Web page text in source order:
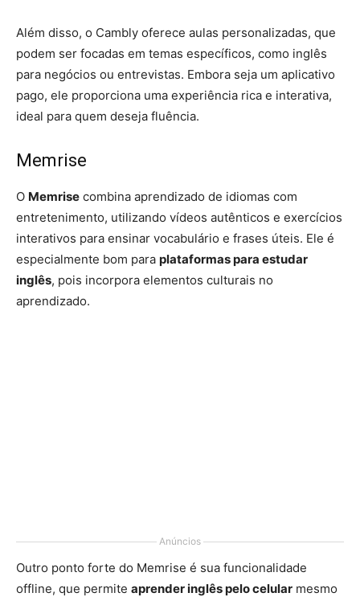
Além disso, o Cambly oferece aulas personalizadas, que
podem ser focadas em temas específicos, como inglês
para negócios ou entrevistas. Embora seja um aplicativo
pago, ele proporciona uma experiência rica e interativa,
ideal para quem deseja fluência.
Memrise
O Memrise combina aprendizado de idiomas com
entretenimento, utilizando vídeos autênticos e exercícios
interativos para ensinar vocabulário e frases úteis. Ele é
especialmente bom para plataformas para estudar
inglês, pois incorpora elementos culturais no
aprendizado.
Anúncios
Outro ponto forte do Memrise é sua funcionalidade
offline, que permite aprender inglês pelo celular mesmo